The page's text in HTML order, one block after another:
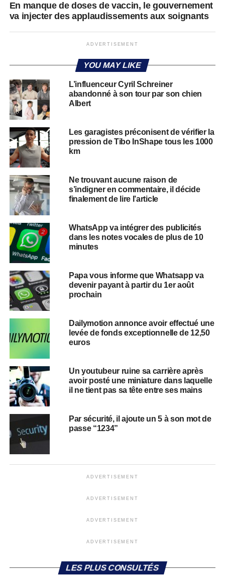
En manque de doses de vaccin, le gouvernement
va injecter des applaudissements aux soignants
ADVERTISEMENT
YOU MAY LIKE
L’influenceur Cyril Schreiner
abandonné à son tour par son chien
Albert
Les garagistes préconisent de vérifier la
pression de Tibo InShape tous les 1000
km
Ne trouvant aucune raison de
s’indigner en commentaire, il décide
finalement de lire l’article
WhatsApp va intégrer des publicités
dans les notes vocales de plus de 10
minutes
Papa vous informe que Whatsapp va
devenir payant à partir du 1er août
prochain
Dailymotion annonce avoir effectué une
levée de fonds exceptionnelle de 12,50
euros
Un youtubeur ruine sa carrière après
avoir posté une miniature dans laquelle
il ne tient pas sa tête entre ses mains
Par sécurité, il ajoute un 5 à son mot de
passe “1234”
ADVERTISEMENT
ADVERTISEMENT
ADVERTISEMENT
ADVERTISEMENT
LES PLUS CONSULTÉS